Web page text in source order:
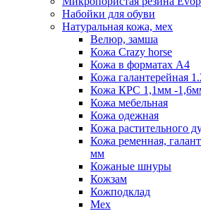
Набойки для обуви
Натуральная кожа, мех
Велюр, замша
Кожа Crazy horse
Кожа в форматах А4
Кожа галантерейная
Кожа КРС 1,1мм -
Кожа мебельная
Кожа одежная
Кожа растительного
Кожа ременная,
мм
Кожаные шнуры
Кожзам
Кожподклад
Мех